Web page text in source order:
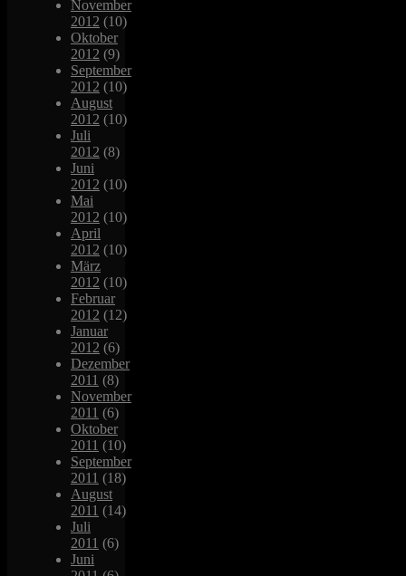
November
2012 (10)
Oktober
2012 (9)
September
2012 (10)
August
2012 (10)
Juli
2012 (8)
Juni
2012 (10)
Mai
2012 (10)
April
2012 (10)
März
2012 (10)
Februar
2012 (12)
Januar
2012 (6)
Dezember
2011 (8)
November
2011 (6)
Oktober
2011 (10)
September
2011 (18)
August
2011 (14)
Juli
2011 (6)
Juni